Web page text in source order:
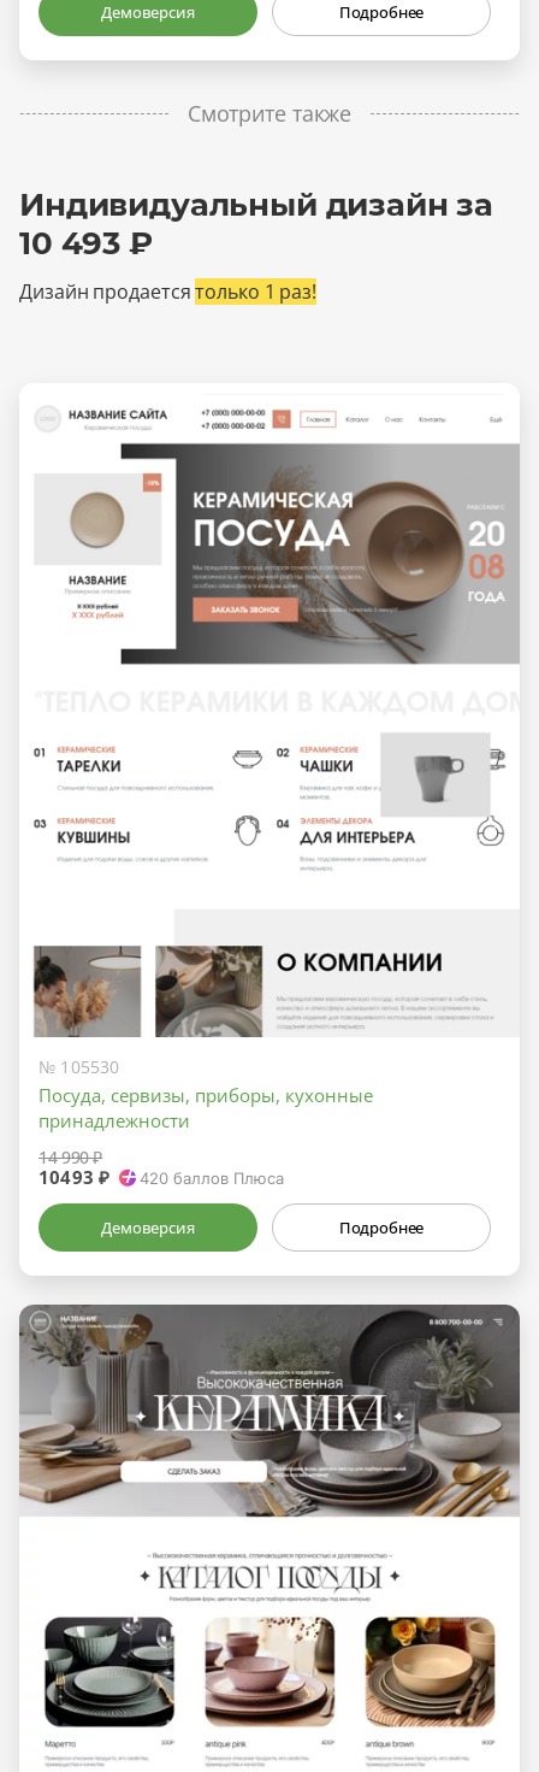
Демоверсия Подробнее
Смотрите также
Индивидуальный дизайн за
10 493 ₽
Дизайн продаетсятолько 1 раз!
№ 105530
Посуда, сервизы, приборы, кухонные
принадлежности
14 990 ₽
10493 ₽ 420 баллов Плюса
Демоверсия Подробнее